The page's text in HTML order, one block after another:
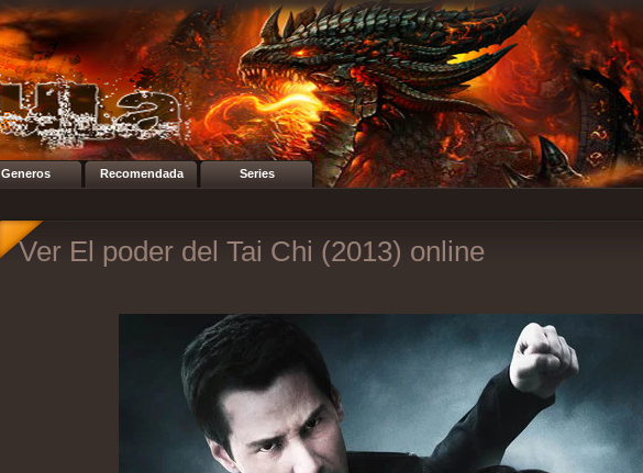
Generos Recomendada Series
Ver El poder del Tai Chi (2013) online